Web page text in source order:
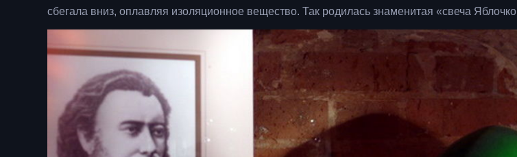
сбегала вниз, оплавляя изоляционное вещество. Так родилась знаменитая «свеча